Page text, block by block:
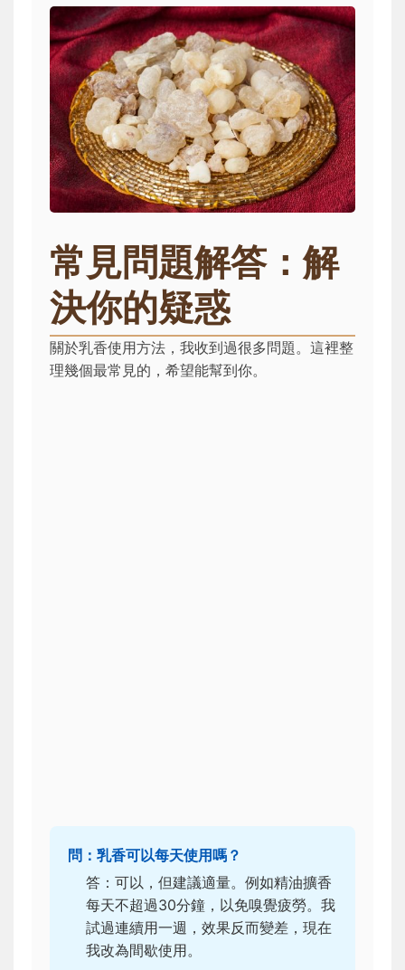
常見問題解答：解
決你的疑惑
關於乳香使用方法，我收到過很多問題。這裡整
理幾個最常見的，希望能幫到你。
問：乳香可以每天使用嗎？
答：可以，但建議適量。例如精油擴香
每天不超過30分鐘，以免嗅覺疲勞。我
試過連續用一週，效果反而變差，現在
我改為間歇使用。